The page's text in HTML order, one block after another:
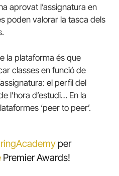
aprovat l’assignatura en
poden valorar la tasca dels
la plataforma és que
classes en funció de
el perfil del
l’hora d’estudi… En la
‘peer to peer’.
per
Premier Awards!